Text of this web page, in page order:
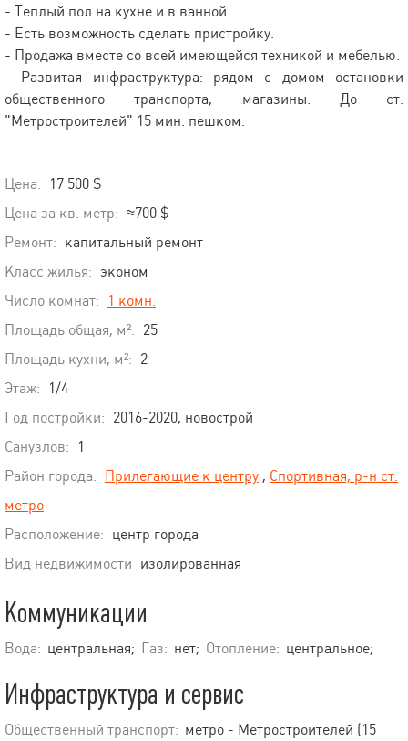
- Теплый пол на кухне и в ванной.
- Есть возможность сделать пристройку.
- Продажа вместе со всей имеющейся техникой и мебелью.
- Развитая инфраструктура: рядом с домом остановки
общественного транспорта, магазины. До ст.
"Метростроителей" 15 мин. пешком.
Цена:
17 500 $
Цена за кв. метр: ≈700 $
Ремонт: капитальный ремонт
Класс жилья: эконом
Число комнат:
1 комн.
Площадь общая, м²: 25
Площадь кухни, м²: 2
Этаж:
1/4
Год постройки: 2016-2020, новострой
Санузлов:
1
Район города: Прилегающие к центру , Спортивная, р-н ст.
метро
Расположение: центр города
Вид недвижимости изолированная
Коммуникации
Вода: центральная; Газ: нет; Отопление: центральное;
Инфраструктура и сервис
Общественный транспорт: метро - Метростроителей (15